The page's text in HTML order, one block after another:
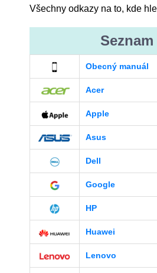
Všechny odkazy na to, kde
Obecný manuál
Acer
Apple
Asus
Dell
Google
HP
Huawei
Lenovo